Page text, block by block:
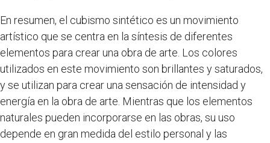
En resumen, el cubismo sintético es un movimiento
artístico que se centra en la síntesis de diferentes
elementos para crear una obra de arte. Los colores
utilizados en este movimiento son brillantes y saturados,
y se utilizan para crear una sensación de intensidad y
energía en la obra de arte. Mientras que los elementos
naturales pueden incorporarse en las obras, su uso
depende en gran medida del estilo personal y las